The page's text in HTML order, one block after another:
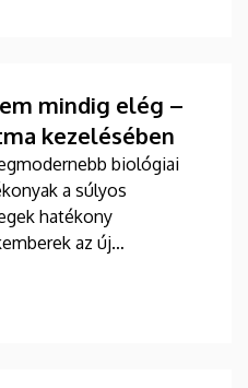
mindig elég –
kezelésében
biológiai
a súlyos
hatékony
az új
irányuló kutatások
a közelmúltban
egyik legrangosabb